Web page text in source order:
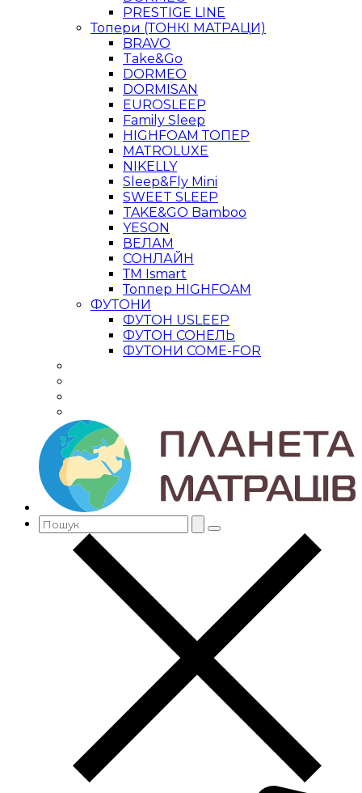
PRESTIGE LINE
Топери (ТОНКІ МАТРАЦИ)
BRAVO
Take&Go
DORMEO
DORMISAN
EUROSLEEP
Family Sleep
HIGHFOAM ТОПЕР
MATROLUXE
NIKELLY
Sleep&Fly Mini
SWEET SLEEP
TAKE&GO Bamboo
YESON
ВЕЛАМ
СОНЛАЙН
ТМ Ismart
Топпер HIGHFOAM
ФУТОНИ
ФУТОН USLEEP
ФУТОН СОНЕЛЬ
ФУТОНИ COME-FOR